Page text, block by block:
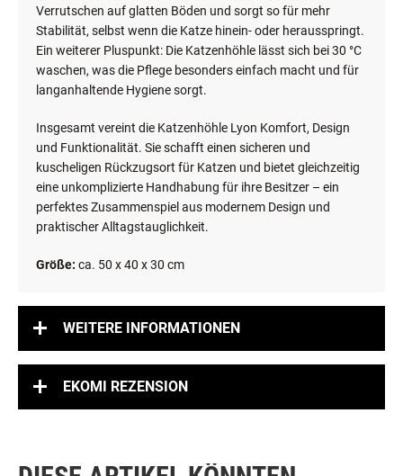
Verrutschen auf glatten Böden und sorgt so für mehr
Stabilität, selbst wenn die Katze hinein- oder herausspringt.
Ein weiterer Pluspunkt: Die Katzenhöhle lässt sich bei 30 °C
waschen, was die Pflege besonders einfach macht und für
langanhaltende Hygiene sorgt.
Insgesamt vereint die Katzenhöhle Lyon Komfort, Design
und Funktionalität. Sie schafft einen sicheren und
kuscheligen Rückzugsort für Katzen und bietet gleichzeitig
eine unkomplizierte Handhabung für ihre Besitzer – ein
perfektes Zusammenspiel aus modernem Design und
praktischer Alltagstauglichkeit.
Größe: ca. 50 x 40 x 30 cm
WEITERE INFORMATIONEN
EKOMI REZENSION